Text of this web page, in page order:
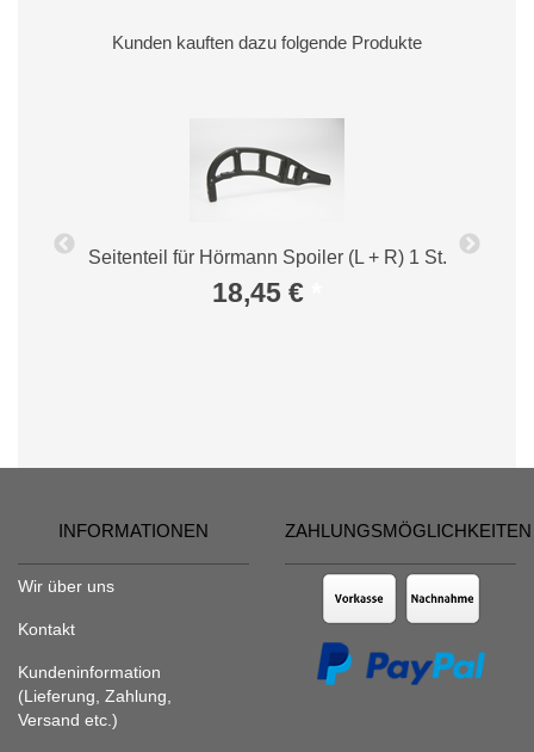
Kunden kauften dazu folgende Produkte
Seitenteil für Hörmann Spoiler (L + R) 1 St.
18,45 €
INFORMATIONEN
Wir über uns
Kontakt
Kundeninformation
(Lieferung, Zahlung,
Versand etc.)
ZAHLUNGSMÖGLICHKEITEN